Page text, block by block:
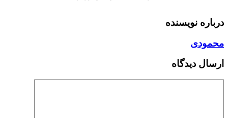
درباره نویسنده
محمودی
ارسال دیدگاه